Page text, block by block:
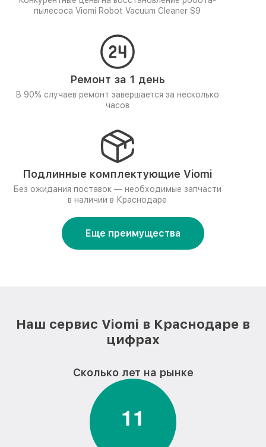
пылесоса Viomi Robot Vacuum Cleaner S9
Ремонт за 1 день
В 90% случаев ремонт завершается за несколько
часов
Подлинные комплектующие Viomi
Без ожидания поставок — необходимые запчасти
в наличии в Краснодаре
Еще преимущества
Наш сервис Viomi в Краснодаре в
цифрах
Сколько лет на рынке
11